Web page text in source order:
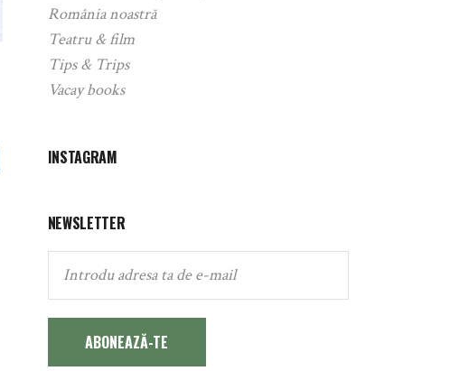
România noastră
Teatru & film
Tips & Trips
Vacay books
INSTAGRAM
NEWSLETTER
ABONEAZĂ-TE